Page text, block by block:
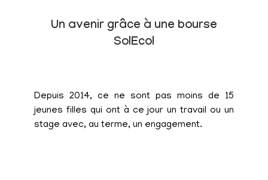
Un avenir grâce à une bourse
SolEcol
Depuis 2014, ce ne sont pas moins de 15
jeunes filles qui ont à ce jour un travail ou un
stage avec, au terme, un engagement.